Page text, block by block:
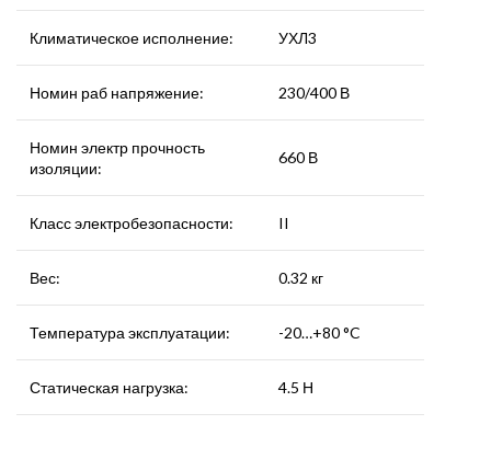
Климатическое исполнение: УХЛ3
Номин раб напряжение: 230/400 В
Номин электр прочность
изоляции:
660 В
Класс электробезопасности: II
Вес: 0.32 кг
Температура эксплуатации: -20…+80 °C
Статическая нагрузка: 4.5 Н